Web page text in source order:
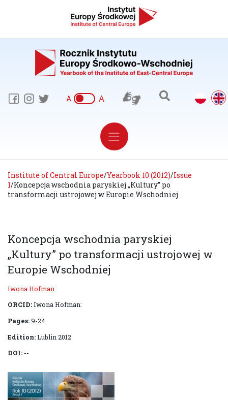
A A
Institute of Central Europe/Yearbook 10 (2012)/Issue
1/Koncepcja wschodnia paryskiej „Kultury” po
transformacji ustrojowej w Europie Wschodniej
Koncepcja wschodnia paryskiej
„Kultury” po transformacji ustrojowej w
Europie Wschodniej
Iwona Hofman
ORCID:Iwona Hofman:
Pages:9-24
Edition:Lublin 2012
DOI: --